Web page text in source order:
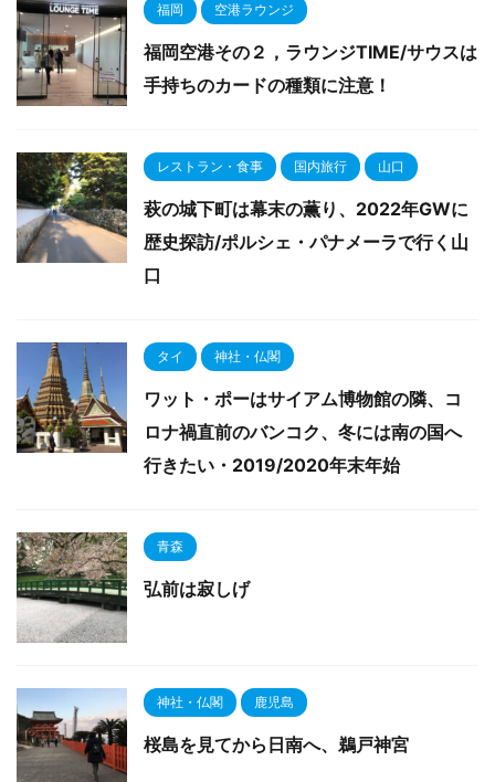
福岡 空港ラウンジ
福岡空港その２，ラウンジTIME/サウスは
手持ちのカードの種類に注意！
レストラン・食事 国内旅行 山口
萩の城下町は幕末の薫り、2022年GWに
歴史探訪/ポルシェ・パナメーラで行く山
口
タイ 神社・仏閣
ワット・ポーはサイアム博物館の隣、コ
ロナ禍直前のバンコク、冬には南の国へ
行きたい・2019/2020年末年始
青森
弘前は寂しげ
神社・仏閣 鹿児島
桜島を見てから日南へ、鵜戸神宮